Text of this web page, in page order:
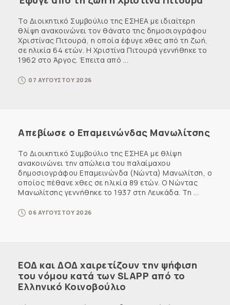
Το Διοικητικό Συμβούλιο της ΕΣΗΕΑ με ιδιαίτερη
θλίψη ανακοινώνει τον θάνατο της δημοσιογράφου
Χριστίνας Πιτουρά, η οποία έφυγε χθες από τη ζωή,
σε ηλικία 64 ετών. Η Χριστίνα Πιτουρά γεννήθηκε το
1962 στο Άργος. Έπειτα από ...
07 ΑΥΓΟΥΣΤΟΥ 2026
Απεβίωσε ο Επαμεινώνδας Μανωλίτσης
Το Διοικητικό Συμβούλιο της ΕΣΗΕΑ με θλίψη
ανακοινώνει την απώλεια του παλαίμαχου
δημοσιογράφου Επαμεινώνδα (Νώντα) Μανωλίτση, ο
οποίος πέθανε χθες σε ηλικία 89 ετών. Ο Νώντας
Μανωλίτσης γεννήθηκε το 1937 στη Λευκάδα. Τη ...
06 ΑΥΓΟΥΣΤΟΥ 2026
ΕΟΔ και ΔΟΔ χαιρετίζουν την ψήφιση
του νόμου κατά των SLAPP από το
Ελληνικό Κοινοβούλιο